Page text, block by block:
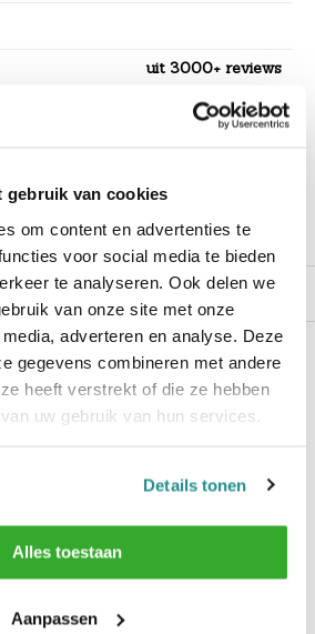
gebruik van cookies
om content en advertenties te
voor social media te bieden
te analyseren. Ook delen we
van onze site met onze
adverteren en analyse. Deze
gegevens combineren met andere
heeft verstrekt of die ze hebben
uw gebruik van hun services.
Details tonen
Alles toestaan
Aanpassen
uit 3000+ reviews